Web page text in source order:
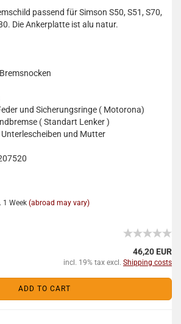
passend für Simson S50, S51, S70,
Die Ankerplatte ist alu natur.
und Sicherungsringe ( Motorona)
( Standart Lenker )
und Mutter
1 Week (abroad may vary)
46,20 EUR
incl. 19% tax excl. Shipping costs
ADD TO CART